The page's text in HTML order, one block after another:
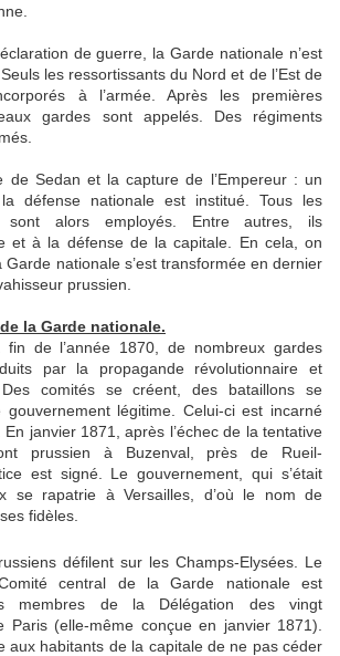
de guerre, la Garde nationale n’est
les ressortissants du Nord et de l’Est de
à l’armée. Après les premières
gardes sont appelés. Des régiments
de Sedan et la capture de l’Empereur : un
défense nationale est institué. Tous les
sont alors employés. Entre autres, ils
et à la défense de la capitale. En cela, on
Garde nationale s’est transformée en dernier
prussien.
la Garde nationale.
fin de l’année 1870, de nombreux gardes
par la propagande révolutionnaire et
Des comités se créent, des bataillons se
gouvernement légitime. Celui-ci est incarné
janvier 1871, après l’échec de la tentative
prussien à Buzenval, près de Rueil-
est signé. Le gouvernement, qui s’était
se rapatrie à Versailles, d’où le nom de
fidèles.
défilent sur les Champs-Elysées. Le
central de la Garde nationale est
membres de la Délégation des vingt
Paris (elle-même conçue en janvier 1871).
aux habitants de la capitale de ne pas céder